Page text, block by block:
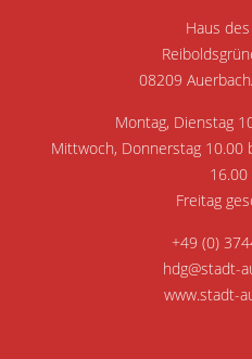
Haus
08209
Montag, Dienstag
Mittwoch, Donnerstag 10.00
Freitag
+49 (0)
hdg@stadt-
www.stadt-